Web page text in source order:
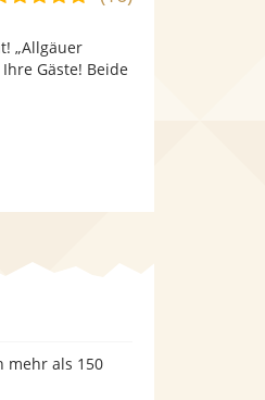
stellt
bereit.
Sternen
„Allgäuer
Gäste! Beide
mehr als 150